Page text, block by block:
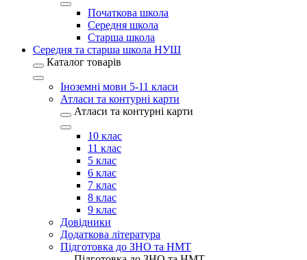
Початкова школа
Середня школа
Старша школа
Середня та старша школа НУШ
Каталог товарів
Іноземні мови 5-11 класи
Атласи та контурні карти
Атласи та контурні карти
10 клас
11 клас
5 клас
6 клас
7 клас
8 клас
9 клас
Довідники
Додаткова література
Підготовка до ЗНО та НМТ